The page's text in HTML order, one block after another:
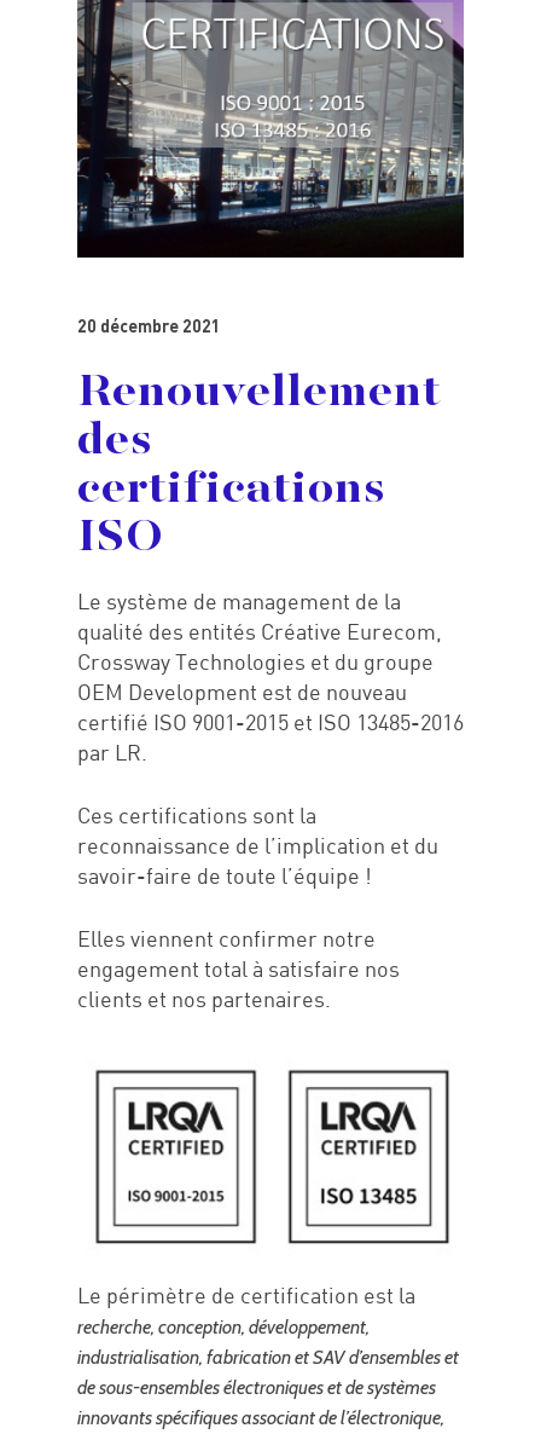
20 décembre 2021
Renouvellement
des
certifications
ISO
Le système de management de la
qualité des entités Créative Eurecom,
Crossway Technologies et du groupe
OEM Development est de nouveau
certifié ISO 9001-2015 et ISO 13485-2016
par LR.
Ces certifications sont la
reconnaissance de l’implication et du
savoir-faire de toute l’équipe !
Elles viennent confirmer notre
engagement total à satisfaire nos
clients et nos partenaires.
Le périmètre de certification est la
recherche, conception, développement,
industrialisation, fabrication et SAV d’ensembles et
de sous-ensembles électroniques et de systèmes
innovants spécifiques associant de l’électronique,
Accueil
Réalisations
#We are
Carrières
Contact
ici 1